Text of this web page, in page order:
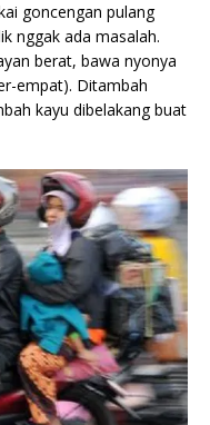
goncengan pulang
nggak ada masalah.
berat, bawa nyonya
empat). Ditambah
kayu dibelakang buat